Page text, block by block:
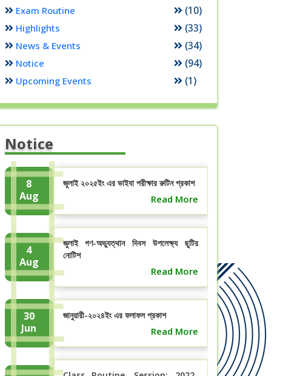
Exam Routine (10)
Highlights (33)
News & Events (34)
Notice (94)
Upcoming Events (1)
Notice
8
Aug
জুলাই ২০২৫ইং এর ভাইবা পরীক্ষার রুটিন প্রকাশ
Read More
4
Aug
জুলাই গণ-অভ্যুত্থান দিবস উপলেক্ষ্য ছুটির
নোটিশ
Read More
30
Jun
জানুয়ারী-২০২৪ইং এর ফলাফল প্রকাশ
Read More